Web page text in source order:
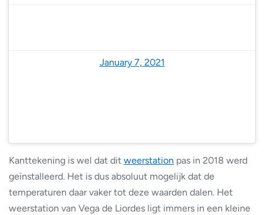
January 7, 2021
Kanttekening is wel dat dit weerstation pas in 2018 werd
geïnstalleerd. Het is dus absoluut mogelijk dat de
temperaturen daar vaker tot deze waarden dalen. Het
weerstation van Vega de Liordes ligt immers in een kleine